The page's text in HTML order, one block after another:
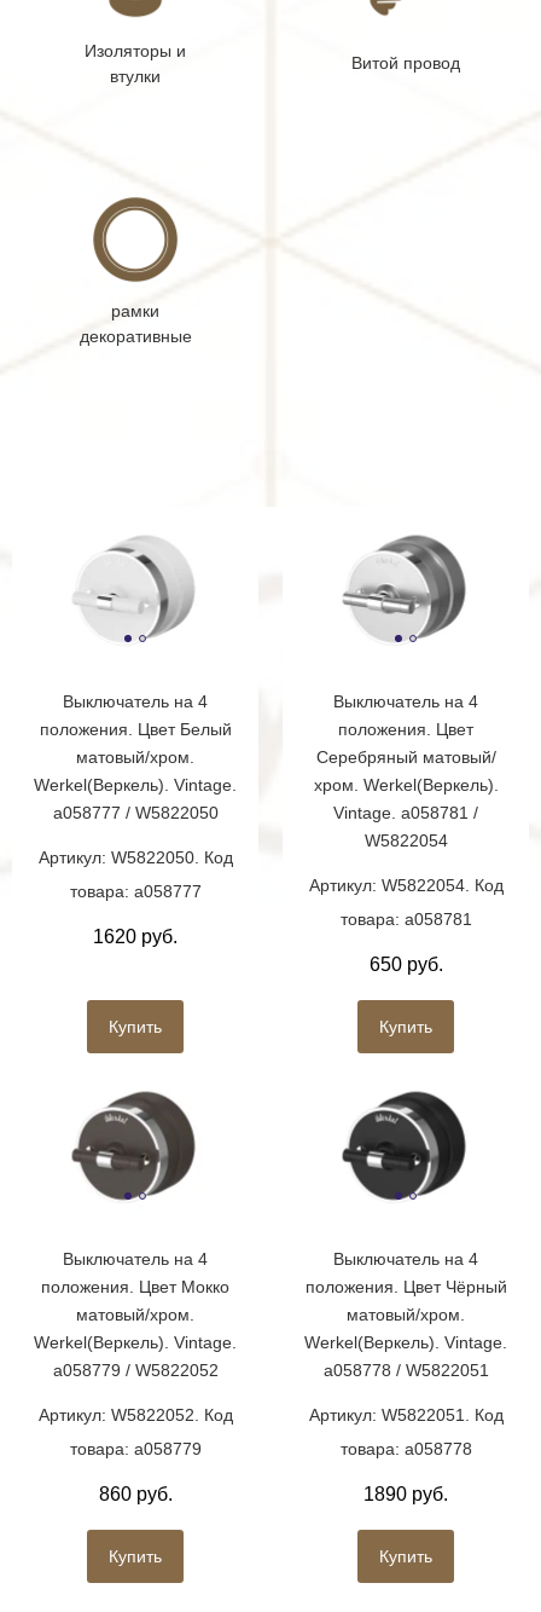
Изоляторы и
втулки
Витой провод
рамки
декоративные
Выключатель на 4
положения. Цвет Белый
матовый/хром.
Werkel(Веркель). Vintage.
a058777 / W5822050
Артикул: W5822050. Код
товара: a058777
1620 руб.
Купить
Выключатель на 4
положения. Цвет
Серебряный матовый/
хром. Werkel(Веркель).
Vintage. a058781 /
W5822054
Артикул: W5822054. Код
товара: a058781
650 руб.
Купить
Выключатель на 4
положения. Цвет Мокко
матовый/хром.
Werkel(Веркель). Vintage.
a058779 / W5822052
Артикул: W5822052. Код
товара: a058779
860 руб.
Купить
Выключатель на 4
положения. Цвет Чёрный
матовый/хром.
Werkel(Веркель). Vintage.
a058778 / W5822051
Артикул: W5822051. Код
товара: a058778
1890 руб.
Купить